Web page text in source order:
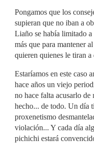
Pongamos que los
supieran que no iban a
Liaño se había limitado
más que para mantener
quieren quienes le tiran
Estaríamos en este caso
hace años un viejo
no hace falta acusarlo
hecho... de todo. Un día
proxenetismo
violación... Y cada día
pichichi estará